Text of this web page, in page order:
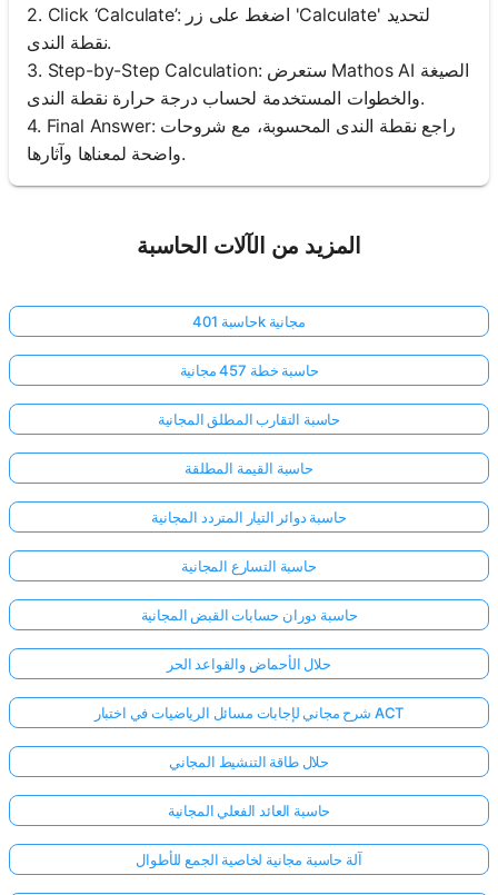
2. Click ‘Calculate’: اضغط على زر 'Calculate' لتحديد
نقطة الندى.
3. Step-by-Step Calculation: ستعرض Mathos AI الصيغة
والخطوات المستخدمة لحساب درجة حرارة نقطة الندى.
4. Final Answer: راجع نقطة الندى المحسوبة، مع شروحات
واضحة لمعناها وآثارها.
المزيد من الآلات الحاسبة
حاسبة 401k مجانية
حاسبة خطة 457 مجانية
حاسبة التقارب المطلق المجانية
حاسبة القيمة المطلقة
حاسبة دوائر التيار المتردد المجانية
حاسبة التسارع المجانية
حاسبة دوران حسابات القبض المجانية
حلال الأحماض والقواعد الحر
شرح مجاني لإجابات مسائل الرياضيات في اختبار ACT
حلال طاقة التنشيط المجاني
حاسبة العائد الفعلي المجانية
آلة حاسبة مجانية لخاصية الجمع للأطوال